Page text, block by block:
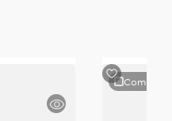
Comparar